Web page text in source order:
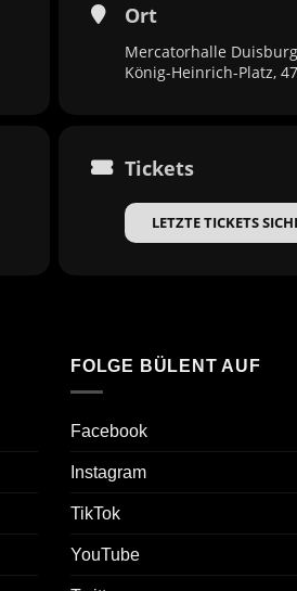
Ort
Mercatorhalle
König-Heinrich-Platz,
Tickets
LETZTE TICKETS
FOLGE BÜLENT AUF
Facebook
Instagram
TikTok
YouTube